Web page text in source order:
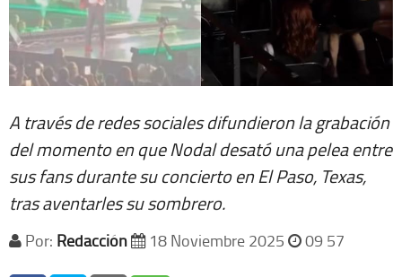
A través de redes sociales difundieron la grabación
del momento en que Nodal desató una pelea entre
sus fans durante su concierto en El Paso, Texas,
tras aventarles su sombrero.
Por: Redacción 18 Noviembre 2025 09 57